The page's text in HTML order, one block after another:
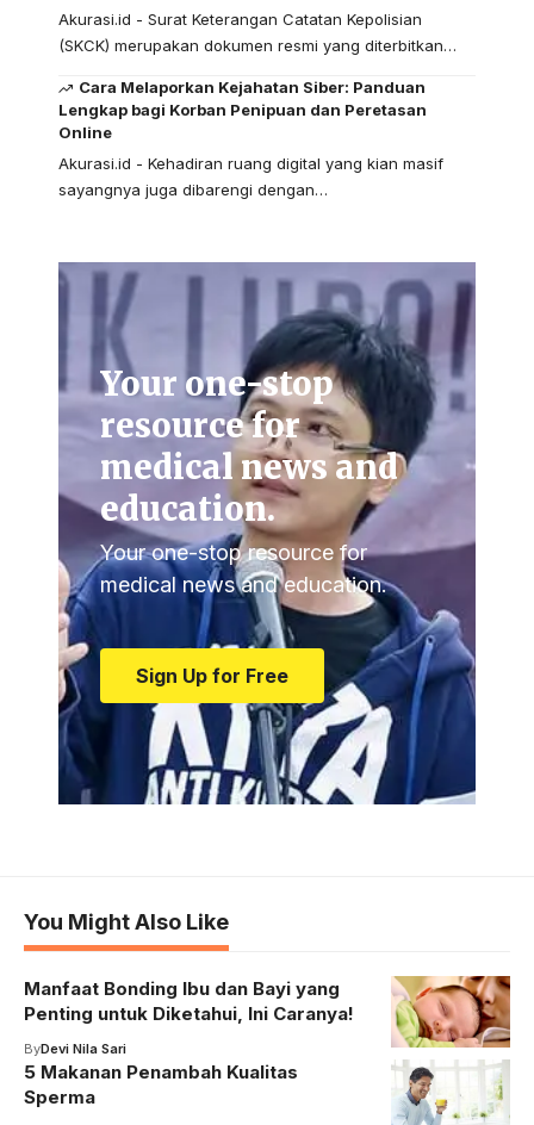
Akurasi.id - Surat Keterangan Catatan Kepolisian
(SKCK) merupakan dokumen resmi yang diterbitkan…
Cara Melaporkan Kejahatan Siber: Panduan
Lengkap bagi Korban Penipuan dan Peretasan
Online
Akurasi.id - Kehadiran ruang digital yang kian masif
sayangnya juga dibarengi dengan…
Your one-stop
resource for
medical news and
education.
Your one-stop resource for
medical news and education.
Sign Up for Free
You Might Also Like
Manfaat Bonding Ibu dan Bayi yang
Penting untuk Diketahui, Ini Caranya!
ByDevi Nila Sari
5 Makanan Penambah Kualitas
Sperma